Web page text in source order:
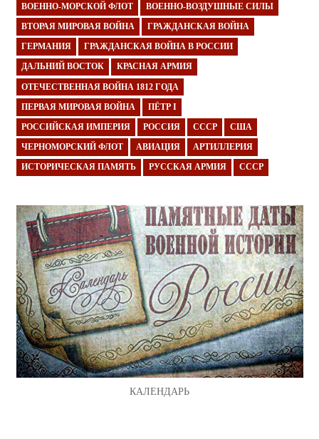
ВОЕННО-МОРСКОЙ ФЛОТ ВОЕННО-ВОЗДУШНЫЕ СИЛЫ
ВТОРАЯ МИРОВАЯ ВОЙНА ГРАЖДАНСКАЯ ВОЙНА
ГЕРМАНИЯ ГРАЖДАНСКАЯ ВОЙНА В РОССИИ
ДАЛЬНИЙ ВОСТОК КРАСНАЯ АРМИЯ
ОТЕЧЕСТВЕННАЯ ВОЙНА 1812 ГОДА
ПЕРВАЯ МИРОВАЯ ВОЙНА ПЁТР I
РОССИЙСКАЯ ИМПЕРИЯ РОССИЯ СССР США
ЧЕРНОМОРСКИЙ ФЛОТ АВИАЦИЯ АРТИЛЛЕРИЯ
ИСТОРИЧЕСКАЯ ПАМЯТЬ РУССКАЯ АРМИЯ СССР
КАЛЕНДАРЬ